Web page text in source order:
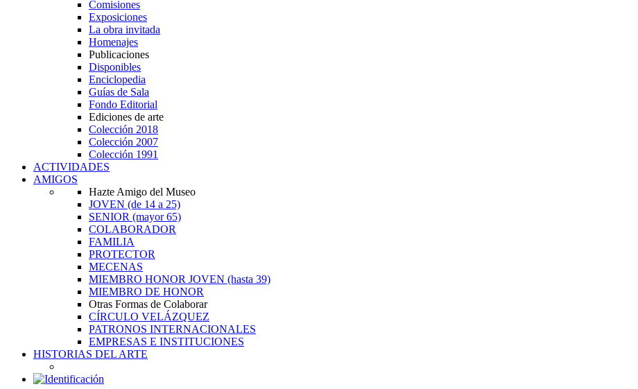
Comisiones
Exposiciones
La obra invitada
Homenajes
Publicaciones
Disponibles
Enciclopedia
Guías de Sala
Fondo Editorial
Ediciones de arte
Colección 2018
Colección 2007
Colección 1991
ACTIVIDADES
AMIGOS
Hazte Amigo del Museo
JOVEN (de 14 a 25)
SENIOR (mayor 65)
COLABORADOR
FAMILIA
PROTECTOR
MECENAS
MIEMBRO HONOR JOVEN (hasta 39)
MIEMBRO DE HONOR
Otras Formas de Colaborar
CÍRCULO VELÁZQUEZ
PATRONOS INTERNACIONALES
EMPRESAS E INSTITUCIONES
HISTORIAS DEL ARTE